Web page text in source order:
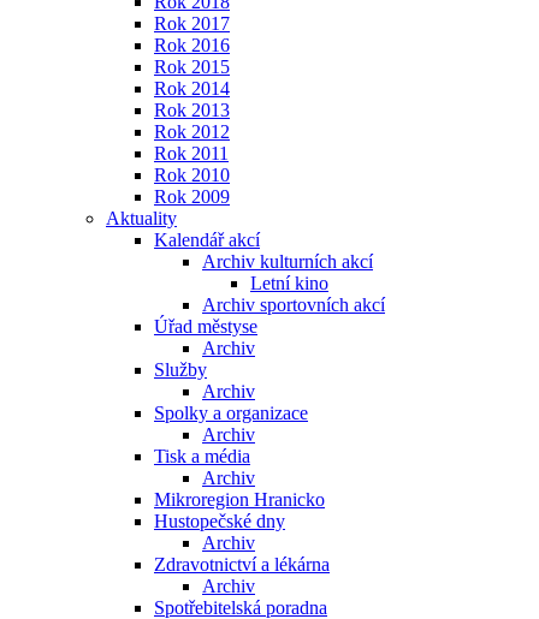
Rok 2017
Rok 2016
Rok 2015
Rok 2014
Rok 2013
Rok 2012
Rok 2011
Rok 2010
Rok 2009
Aktuality
Kalendář akcí
Archiv kulturních akcí
Letní kino
Archiv sportovních akcí
Úřad městyse
Archiv
Služby
Archiv
Spolky a organizace
Archiv
Tisk a média
Archiv
Mikroregion Hranicko
Hustopečské dny
Archiv
Zdravotnictví a lékárna
Archiv
Spotřebitelská poradna